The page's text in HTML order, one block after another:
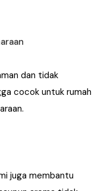
dan tidak
cocok untuk rumah
juga membantu